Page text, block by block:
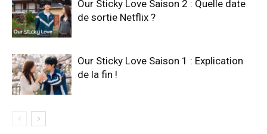
Our Sticky Love Saison 2 : Quelle date
de sortie Netflix ?
Our Sticky Love Saison 1 : Explication
de la fin !